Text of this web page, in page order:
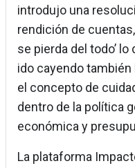
introdujo una
rendición de
se pierda del todo’
ido cayendo
el concepto de
dentro de la política
económica y
La plataforma